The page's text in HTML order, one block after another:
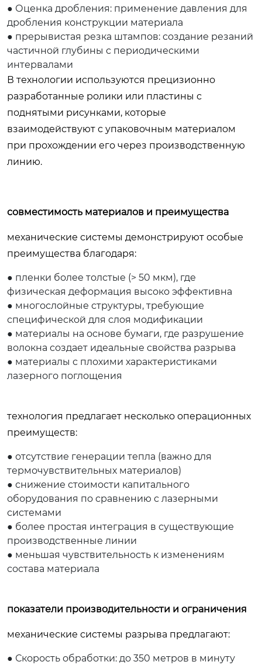
● Оценка дробления: применение давления для
дробления конструкции материала
● прерывистая резка штампов: создание резаний
частичной глубины с периодическими
интервалами
В технологии используются прецизионно
разработанные ролики или пластины с
поднятыми рисунками, которые
взаимодействуют с упаковочным материалом
при прохождении его через производственную
линию.
совместимость материалов и преимущества
механические системы демонстрируют особые
преимущества благодаря:
● пленки более толстые (> 50 мкм), где
физическая деформация высоко эффективна
● многослойные структуры, требующие
специфической для слоя модификации
● материалы на основе бумаги, где разрушение
волокна создает идеальные свойства разрыва
● материалы с плохими характеристиками
лазерного поглощения
технология предлагает несколько операционных
преимуществ:
● отсутствие генерации тепла (важно для
термочувствительных материалов)
● снижение стоимости капитального
оборудования по сравнению с лазерными
системами
● более простая интеграция в существующие
производственные линии
● меньшая чувствительность к изменениям
состава материала
показатели производительности и ограничения
механические системы разрыва предлагают:
● Скорость обработки: до 350 метров в минуту